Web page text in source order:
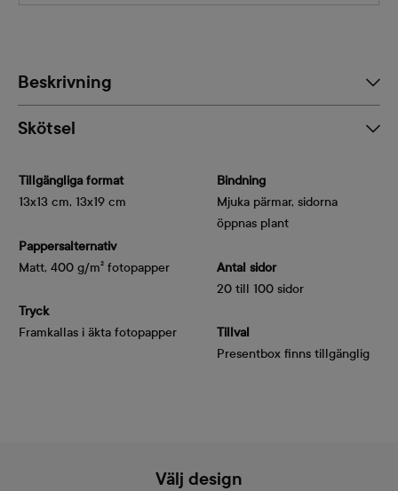
Beskrivning
Skötsel
Tillgängliga format
13x13 cm, 13x19 cm
Pappersalternativ
Matt, 400 g/m² fotopapper
Tryck
Framkallas i äkta fotopapper
Bindning
Mjuka pärmar, sidorna
öppnas plant
Antal sidor
20 till 100 sidor
Tillval
Presentbox finns tillgänglig
Välj design